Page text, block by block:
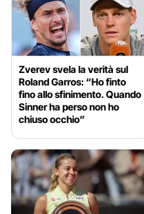
Zverev svela la verità sul
Roland Garros: “Ho finto
fino allo sfinimento. Quando
Sinner ha perso non ho
chiuso occhio”